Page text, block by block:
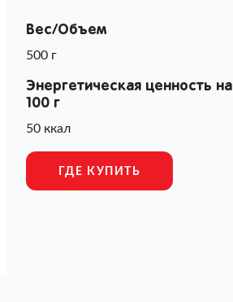
Вес/Объем
500 г
Энергетическая ценность на
100 г
50 ккал
ГДЕ КУПИТЬ